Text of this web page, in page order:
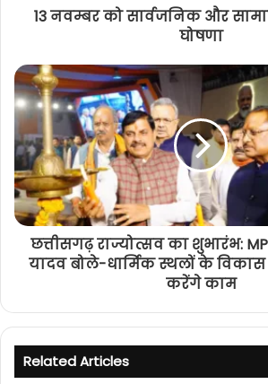
13 नवम्बर को सार्वजनिक और
घोषणा
छत्तीसगढ़ राज्योत्सव का शुभारंभ:
यादव बोले-धार्मिक स्थलों के
करेंगे काम
Related Articles